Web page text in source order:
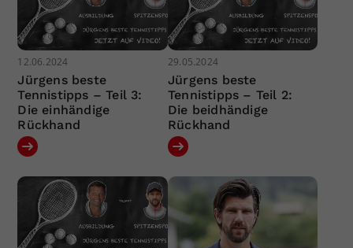
12.06.2024
Jürgens beste
Tennistipps – Teil 3:
Die einhändige
Rückhand
29.05.2024
Jürgens beste
Tennistipps – Teil 2:
Die beidhändige
Rückhand